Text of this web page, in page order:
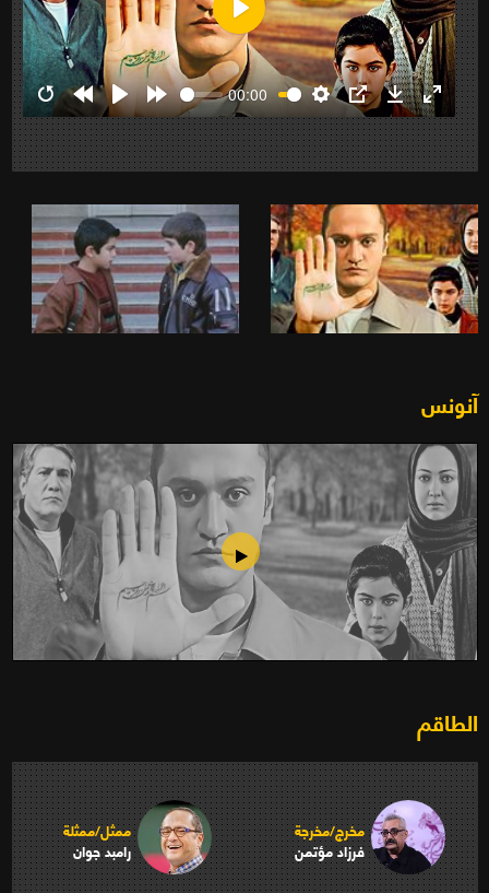
RestartRewind
10s
Play Forward
10s
00:00
Settings
PIP Download
Enter
Play
آنونس
الطاقم
مخرج/مخرجة
فرزاد مؤتمن
ممثل/ممثلة
رامبد جوان